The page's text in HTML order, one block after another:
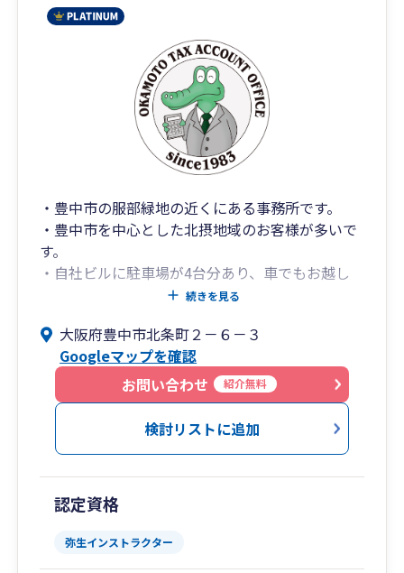
・豊中市の服部緑地の近くにある事務所です。
・豊中市を中心とした北摂地域のお客様が多いで
す。
・自社ビルに駐車場が4台分あり、車でもお越し
問題、助成金の手続きについてもワンストップで
対応できます。
（社会保険等は提携の社労士法人によるサービス
です）
・DXやクラウド会計を積極的に導入しています。
続きを見る
大阪府豊中市北条町２－６－３
Googleマップを確認
お問い合わせ
紹介無料
検討リストに追加
認定資格
弥生インストラクター